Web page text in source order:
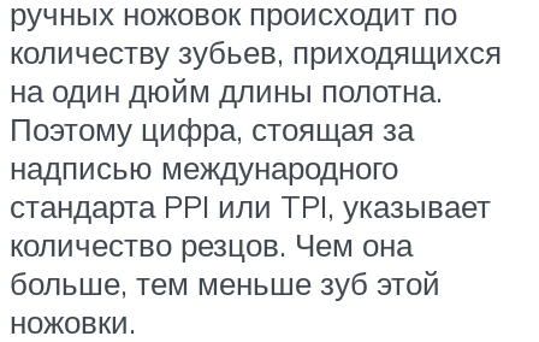
ручных ножовок происходит по
количеству зубьев, приходящихся
на один дюйм длины полотна.
Поэтому цифра, стоящая за
надписью международного
стандарта PPI или TPI, указывает
количество резцов. Чем она
больше, тем меньше зуб этой
ножовки.